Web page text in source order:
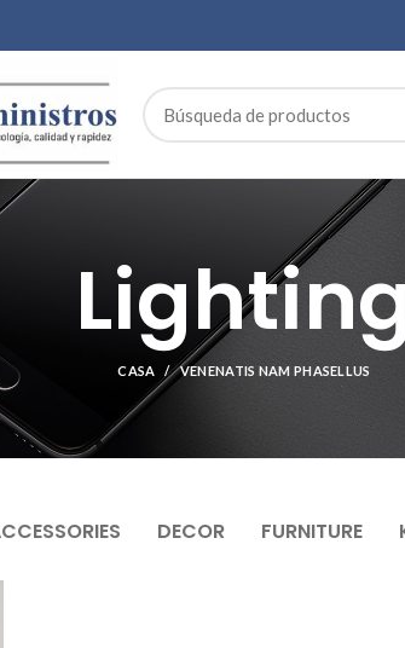
CASA VENENATIS NAM PHASELLUS
DECOR FURNITURE